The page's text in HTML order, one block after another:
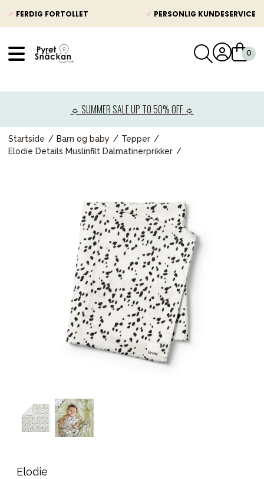
✓ FERDIG FORTOLLET ✓ PERSONLIG KUNDESERVICE
☼ SUMMER SALE UP TO 50% OFF ☼
Startside Barn og baby
Tepper
Elodie Details Muslinfilt Dalmatinerprikker
Elodie
Barnevogner
Bilstol
Leker og spill
Mamma & Pappa
Møbler & seng
Tilbehør
Reservedeler
Kampanjer
Tips om gaver
Våre favoritter
Sol og bading